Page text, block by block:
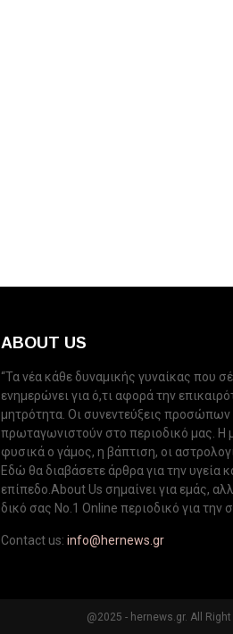
ABOUT US
“Τα νέα κάθε δυναμικής γυναίκας που
ενημερώνει για ό,τι αφορά την
μητρότητα. Οι συνεντεύξεις προσώπων
πρωταγωνιστούν στο περιοδικό μας. Η
φυσικά ο γάμος, η βάπτιση, οι
Εδώ θα διαβάσετε άρθρα για την υγεία
επίπεδο.About Us σημαίνει για εμάς,
δικό σας Νo.1 Online περιοδικό για την
Contact us: info@hernews.gr
@2025 - hernews.gr. All